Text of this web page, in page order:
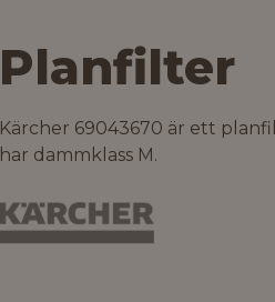
Planfilter
Kärcher 69043670 är ett
har dammklass M.